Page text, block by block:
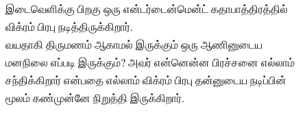
இடைவெளிக்கு பிறகு ஒரு என்டர்டைன்மென்ட் கதாபாத்திரத்தில்
விக்ரம் பிரபு நடித்திருக்கிறார்.
வயதாகி திருமணம் ஆகாமல் இருக்கும் ஒரு ஆணினுடைய
மனநிலை எப்படி இருக்கும்? அவர் என்னென்ன பிரச்சனை எல்லாம்
சந்திக்கிறார் என்பதை எல்லாம் விக்ரம் பிரபு தன்னுடைய நடிப்பின்
மூலம் கண்முன்னே நிறுத்தி இருக்கிறார்.